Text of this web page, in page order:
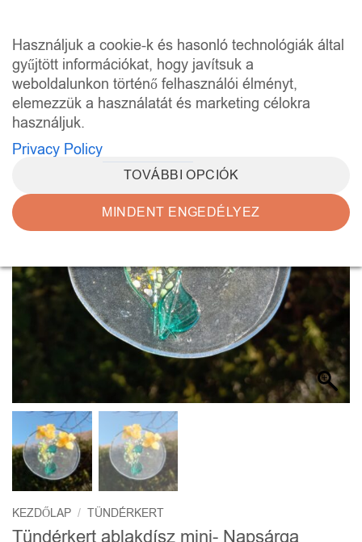
Használjuk a cookie-k és hasonló technológiák által
gyűjtött információkat, hogy javítsuk a
weboldalunkon történő felhasználói élményt,
elemezzük a használatát és marketing célokra
használjuk.
Privacy Policy
TOVÁBBI OPCIÓK
MINDENT ENGEDÉLYEZ
content
KEZDŐLAP / TÜNDÉRKERT
Tündérkert ablakdísz mini- Napsárga